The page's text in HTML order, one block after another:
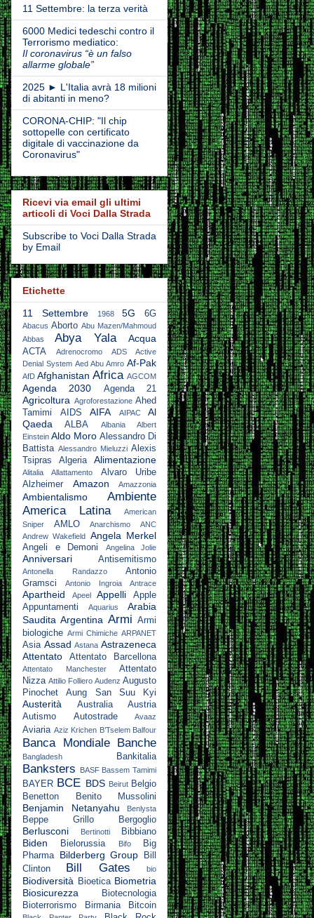
11 Settembre: la terza verità
6000 Medici tedeschi contro il
Terrorismo mediatico:
Il coronavirus “è un falso
allarme globale”
2025 ► L'Italia avrà 18 milioni
di abitanti in meno?
CORONA-CHIP: "Il chip
sottopelle con certificato
digitale di vaccinazione da
Coronavirus"
Ricevi via email gli ultimi
articoli di Voci Dalla Strada
Subscribe to Voci Dalla Strada
by Email
Etichette
11 Settembre
1968 5G 6G
Abacus Aborto Abu Mazen/Mahmoud
Abbas
Abya Yala Acqua
ACTA Adrenocromo
ADS Active
Denial System Aed Abu Amro Af-Pak
AfD Afghanistan Africa AGCOM
Agenda 2030 Agenda 21
Agricoltura Agroforestazione Ahed
Tamimi
AIDS AIFA AIPAC
Al
Qaeda
ALBA Albania
Albert
Einstein Aldo Moro Alessandro Di
Battista Alessandro Mieluzzi Alexis
Tsipras
Algeria Alimentazione
Alitalia Allattamento
Alvaro Uribe
Alzheimer
Amazon Amazzonia
Ambientalismo
Ambiente
America Latina
American
Sniper
AMLO Anarchismo
ANC
Andrew Wakefield Angela Merkel
Angeli e Demoni Angelina Jolie
Anniversari Antisemitismo
Antonella Randazzo
Antonio
Gramsci
Antonio Ingroia Antrace
Apartheid Apeel Appelli
Apple
Appuntamenti
Aquarius
Arabia
Saudita Argentina Armi Armi
biologiche Armi Chimiche ARPANET
Asia Assad Astana Astrazeneca
Attentato
Attentato Barcellona
Attentato Manchester
Attentato
Nizza Attilio Folliero Audenz Augusto
Pinochet
Aung San Suu Kyi
Austerità Australia
Austria
Autismo
Autostrade Avaaz
Aviaria Aziz Krichen B’Tselem Balfour
Banca Mondiale Banche
Bangladesh Bankitalia
Banksters BASF Bassem Tamimi
BAYER BCE BDS Beirut Belgio
Benetton
Benito Mussolini
Benjamin Netanyahu Benlysta
Beppe Grillo Bergoglio
Berlusconi Bertinotti Bibbiano
Biden Bielorussia Bifo
Big
Pharma
Bilderberg Group
Bill
Clinton
Bill Gates bio
Biodiversità Bioetica Biometria
Biosicurezza
Biotecnologia
Bioterrorismo
Birmania Bitcoin